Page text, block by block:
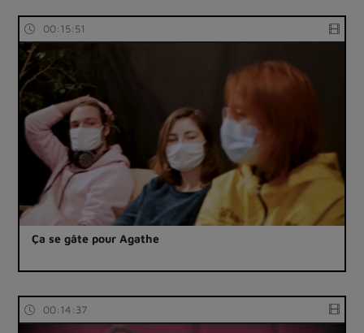
00:15:51
Ça se gâte pour Agathe
00:14:37